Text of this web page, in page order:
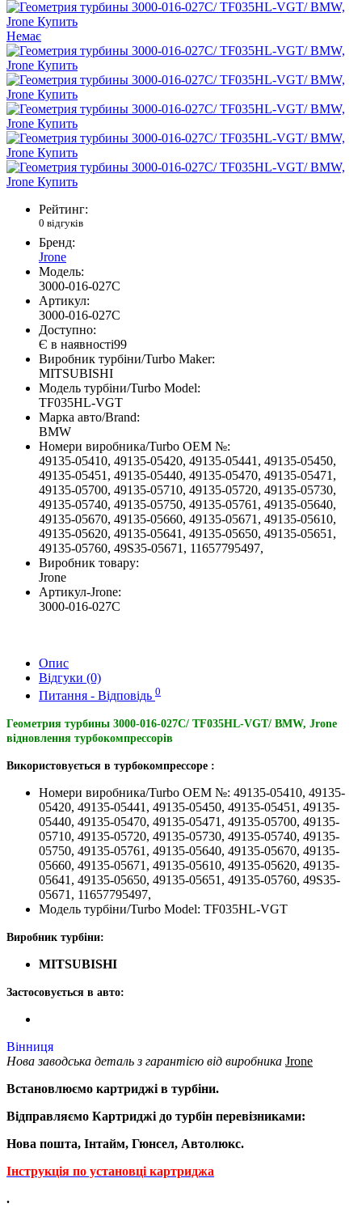
Немає
Рейтинг:
0 відгуків
Бренд:
Jrone
Модель:
3000-016-027C
Артикул:
3000-016-027C
Доступно:
Є в наявності99
Виробник турбіни/Turbo Maker:
MITSUBISHI
Модель турбіни/Turbo Model:
TF035HL-VGT
Марка авто/Brand:
BMW
Номери виробника/Turbo OEM №:
49135-05410, 49135-05420, 49135-05441, 49135-05450,
49135-05451, 49135-05440, 49135-05470, 49135-05471,
49135-05700, 49135-05710, 49135-05720, 49135-05730,
49135-05740, 49135-05750, 49135-05761, 49135-05640,
49135-05670, 49135-05660, 49135-05671, 49135-05610,
49135-05620, 49135-05641, 49135-05650, 49135-05651,
49135-05760, 49S35-05671, 11657795497,
Виробник товару:
Jrone
Артикул-Jrone:
3000-016-027C
Опис
Відгуки (0)
Питання - Відповідь 0
Геометрия турбины 3000-016-027C/ TF035HL-VGT/ BMW, Jrone
відновлення турбокомпрессорів
Використовується в турбокомпрессоре :
Номери виробника/Turbo OEM №: 49135-05410, 49135-
05420, 49135-05441, 49135-05450, 49135-05451, 49135-
05440, 49135-05470, 49135-05471, 49135-05700, 49135-
05710, 49135-05720, 49135-05730, 49135-05740, 49135-
05750, 49135-05761, 49135-05640, 49135-05670, 49135-
05660, 49135-05671, 49135-05610, 49135-05620, 49135-
05641, 49135-05650, 49135-05651, 49135-05760, 49S35-
05671, 11657795497,
Модель турбіни/Turbo Model: TF035HL-VGT
Виробник турбіни:
MITSUBISHI
Застосовується в авто:
Вінниця
Нова заводська деталь з гарантією від виробника Jrone
Встановлюємо картриджі в турбіни.
Відправляємо Картриджі до турбін перевізниками:
Нова пошта, Інтайм, Гюнсел, Автолюкс.
Інструкція по установці картриджа
.